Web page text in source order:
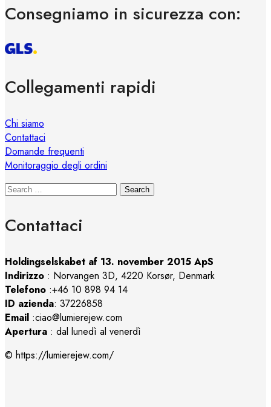
Consegniamo in sicurezza con:
Collegamenti rapidi
Chi siamo
Contattaci
Domande frequenti
Monitoraggio degli ordini
Search
Contattaci
Holdingselskabet af 13. november 2015 ApS
Indirizzo : Norvangen 3D, 4220 Korsør, Denmark
Telefono :+46 10 898 94 14
ID azienda: 37226858
Email :ciao@lumierejew.com
Apertura : dal lunedì al venerdì
© https://lumierejew.com/